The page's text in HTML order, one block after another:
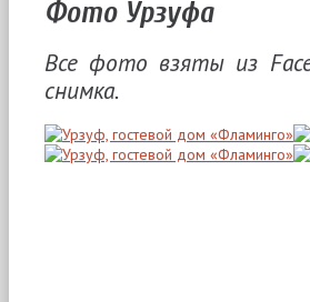
Фото Урзуфа
Все фото взяты из
снимка.